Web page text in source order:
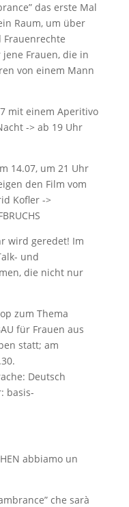
das erste Mal
Raum, um über
Frauenrechte
Frauen, die in
von einem Mann
mit einem Aperitivo
-> ab 19 Uhr
14.07, um 21 Uhr
den Film vom
Kofler ->
wird geredet! Im
und
die nicht nur
zum Thema
für Frauen aus
statt; am
Deutsch
basis-
abbiamo un
che sarà